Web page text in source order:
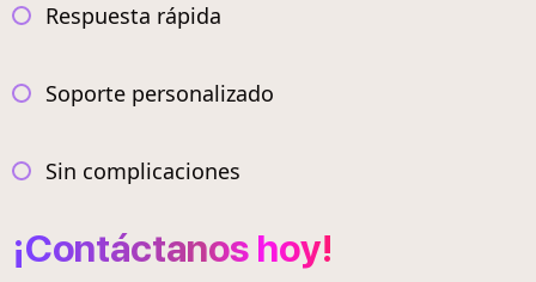
Respuesta rápida
Soporte personalizado
Sin complicaciones
¡Contáctanos hoy!